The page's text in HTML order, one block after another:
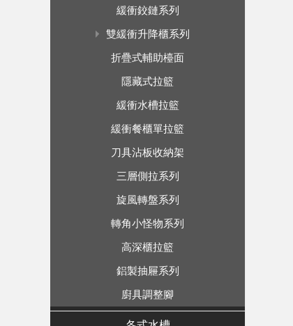
緩衝鉸鏈系列
雙緩衝升降櫃系列
折疊式輔助檯面
隱藏式拉籃
緩衝水槽拉籃
緩衝餐櫃單拉籃
刀具沾板收納架
三層側拉系列
旋風轉盤系列
轉角小怪物系列
高深櫃拉籃
鋁製抽屜系列
廚具調整腳